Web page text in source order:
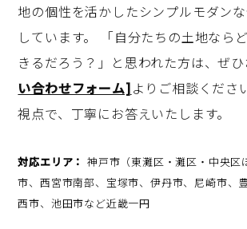
地の個性を活かしたシンプルモダン
しています。 「自分たちの土地なら
きるだろう？」と思われた方は、ぜ
い合わせフォーム]よりご相談くださ
視点で、丁寧にお答えいたします。
対応エリア： 神戸市（東灘区・灘区・中央区
市、西宮市南部、宝塚市、伊丹市、尼崎市、
西市、池田市など近畿一円